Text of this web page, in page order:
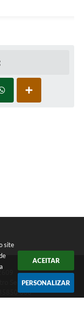
site
ACEITAR
PERSONALIZAR
Segunda a Sexta das
000